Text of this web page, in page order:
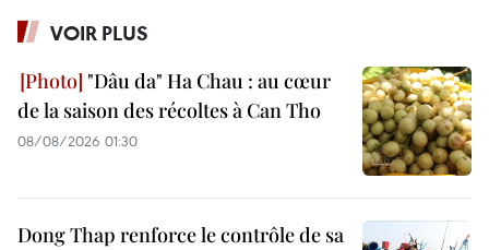
VOIR PLUS
"Dâu da" Ha Chau : au cœur
de la saison des récoltes à Can Tho
08/08/2026 01:30
Dong Thap renforce le contrôle de sa